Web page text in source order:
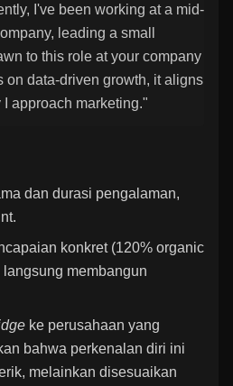
I've been working at a mid-
leading a small
to this role at your company
on data-driven growth, it aligns
approach marketing."
dan durasi pengalaman,
konkret (120% organic
membangun
ke perusahaan yang
bahwa perkenalan diri ini
melainkan disesuaikan